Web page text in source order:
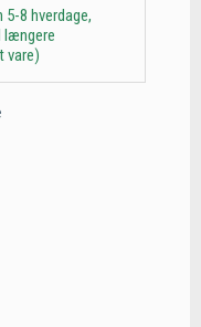
5-8 hverdage,
længere
vare)